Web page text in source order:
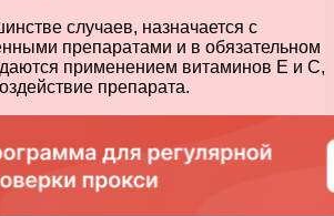
случаев, назначается с
препаратами и в обязательном
применением витаминов Е и С,
препарата.